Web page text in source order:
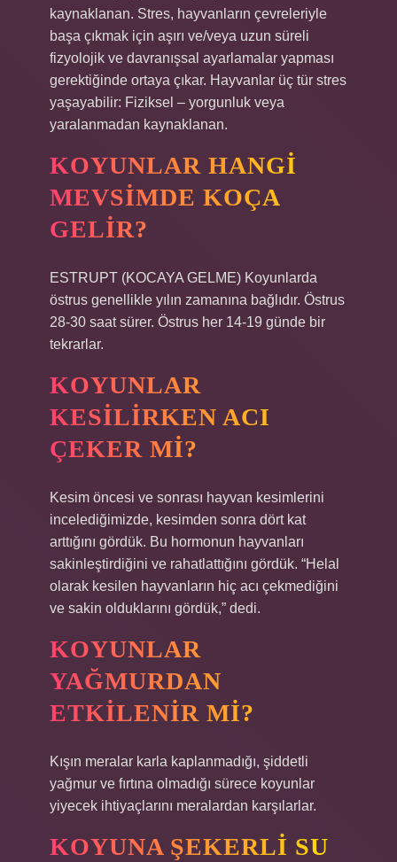
kaynaklanan. Stres, hayvanların çevreleriyle
başa çıkmak için aşırı ve/veya uzun süreli
fizyolojik ve davranışsal ayarlamalar yapması
gerektiğinde ortaya çıkar. Hayvanlar üç tür stres
yaşayabilir: Fiziksel – yorgunluk veya
yaralanmadan kaynaklanan.
KOYUNLAR HANGI
MEVSIMDE KOÇA
GELIR?
ESTRUPT (KOCAYA GELME) Koyunlarda
östrus genellikle yılın zamanına bağlıdır. Östrus
28-30 saat sürer. Östrus her 14-19 günde bir
tekrarlar.
KOYUNLAR
KESILIRKEN ACI
ÇEKER MI?
Kesim öncesi ve sonrası hayvan kesimlerini
incelediğimizde, kesimden sonra dört kat
arttığını gördük. Bu hormonun hayvanları
sakinleştirdiğini ve rahatlattığını gördük. “Helal
olarak kesilen hayvanların hiç acı çekmediğini
ve sakin olduklarını gördük,” dedi.
KOYUNLAR
YAĞMURDAN
ETKILENIR MI?
Kışın meralar karla kaplanmadığı, şiddetli
yağmur ve fırtına olmadığı sürece koyunlar
yiyecek ihtiyaçlarını meralardan karşılarlar.
KOYUNA ŞEKERLI SU